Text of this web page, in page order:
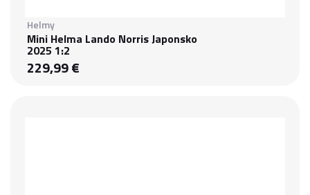
Helmy
Mini Helma Lando Norris Japonsko
2025 1:2
229,99 €